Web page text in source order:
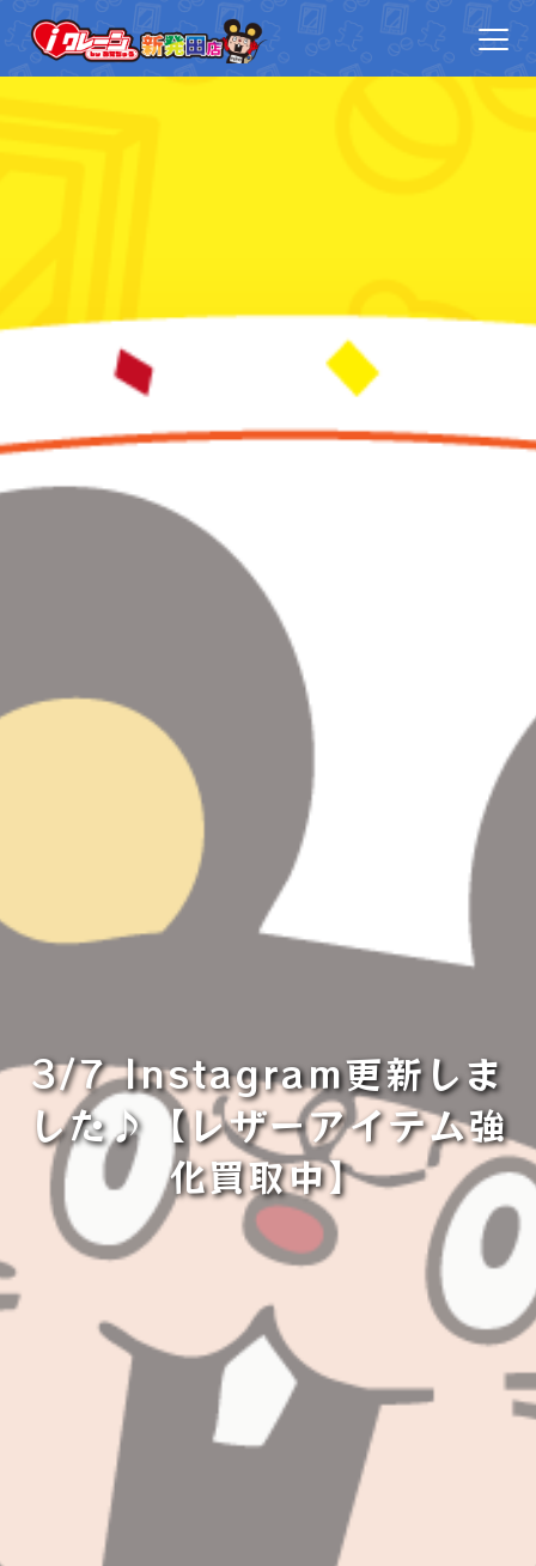
3/7 Instagram更新しま
した♪【レザーアイテム強
化買取中】